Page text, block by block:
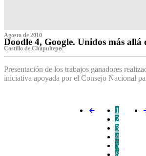
Agosto de 2010
Doodle 4, Google. Unidos más allá
Castillo de Chapultepec
Presentación de los trabajos ganadores
iniciativa apoyada por el Consejo Nacional
1
2
3
4
5